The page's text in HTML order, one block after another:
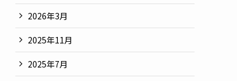
2026年3月
2025年11月
2025年7月